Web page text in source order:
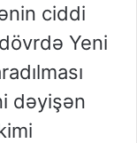
ciddi
Yeni
dəyişən